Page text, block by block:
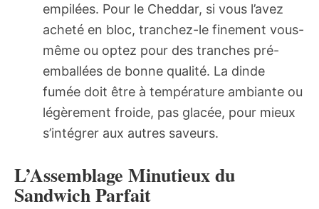
empilées. Pour le Cheddar, si vous l’avez
acheté en bloc, tranchez-le finement vous-
même ou optez pour des tranches pré-
emballées de bonne qualité. La dinde
fumée doit être à température ambiante ou
légèrement froide, pas glacée, pour mieux
s’intégrer aux autres saveurs.
L’Assemblage Minutieux du
Sandwich Parfait